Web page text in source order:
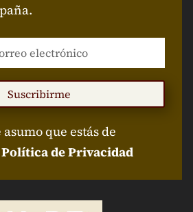
Suscribirme
que estás de
Política de Privacidad